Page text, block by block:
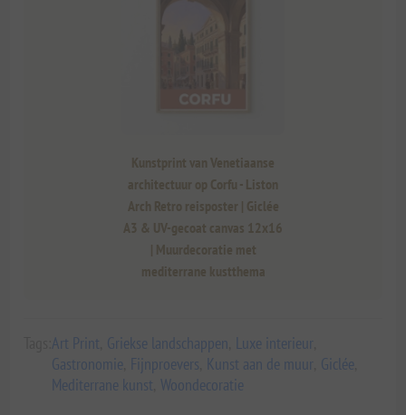
Kunstprint van Venetiaanse
architectuur op Corfu - Liston
Arch Retro reisposter | Giclée
A3 & UV-gecoat canvas 12x16
| Muurdecoratie met
mediterrane kustthema
Art Print Griekse landschappen Luxe interieur
Gastronomie Fijnproevers Kunst aan de muur Giclée
Mediterrane kunst Woondecoratie